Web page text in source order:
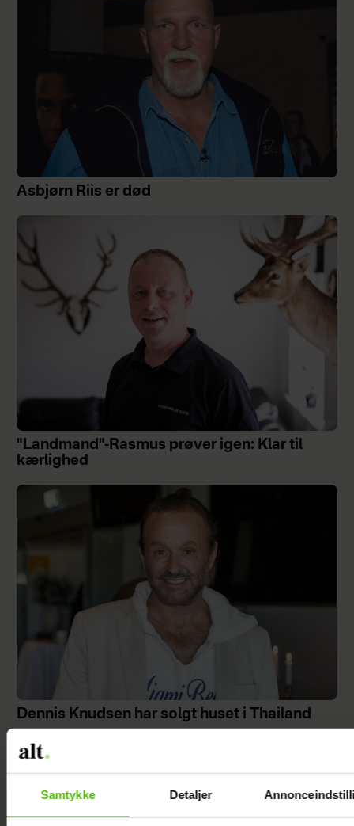
Samtykke Detaljer
Asbjørn Riis er død
"Landmand"-Rasmus prøver igen: Klar til
kærlighed
Dennis Knudsen har solgt huset i Thailand